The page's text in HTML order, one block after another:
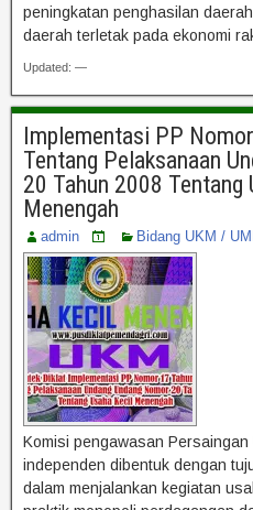
peningkatan penghasilan
daerah terletak pada ekonomi
Updated: —
Implementasi PP
Tentang Pelaksanaan
20 Tahun 2008 Tentang
Menengah
admin Bidang UKM /
Komisi pengawasan
independen dibentuk dengan
dalam menjalankan kegiatan